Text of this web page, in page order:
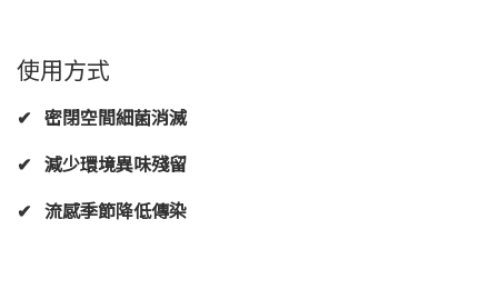
使用方式
✔ 密閉空間細菌消滅
✔ 減少環境異味殘留
✔ 流感季節降低傳染